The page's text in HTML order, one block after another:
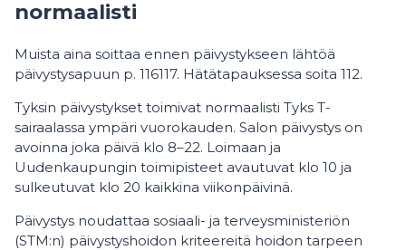
normaalisti
Muista aina soittaa ennen päivystykseen lähtöä
päivystysapuun p. 116117. Hätätapauksessa soita 112.
Tyksin päivystykset toimivat normaalisti Tyks T-
sairaalassa ympäri vuorokauden. Salon päivystys on
avoinna joka päivä klo 8–22. Loimaan ja
Uudenkaupungin toimipisteet avautuvat klo 10 ja
sulkeutuvat klo 20 kaikkina viikonpäivinä.
Päivystys noudattaa sosiaali- ja terveysministeriön
(STM:n) päivystyshoidon kriteereitä hoidon tarpeen